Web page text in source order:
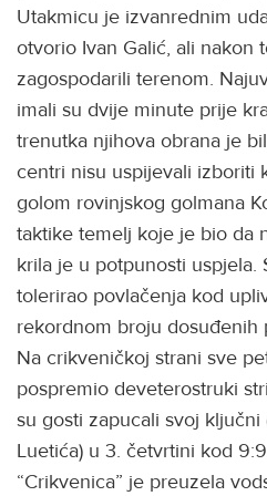
Utakmicu je izvanrednim
otvorio Ivan Galić, ali nakon
zagospodarili terenom.
imali su dvije minute prije
trenutka njihova obrana je
centri nisu uspijevali izboriti
golom rovinjskog golmana
taktike temelj koje je bio da
krila je u potpunosti uspjela.
tolerirao povlačenja kod
rekordnom broju dosuđenih
Na crikveničkoj strani sve
pospremio deveterostruki
su gosti zapucali svoj
Luetića) u 3. četvrtini kod
“Crikvenica” je preuzela